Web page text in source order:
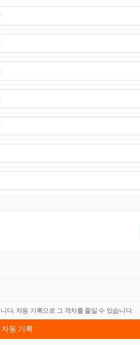
다. 자동 기록으로 그 격차를 줄일 수 있습니다.
동 기록